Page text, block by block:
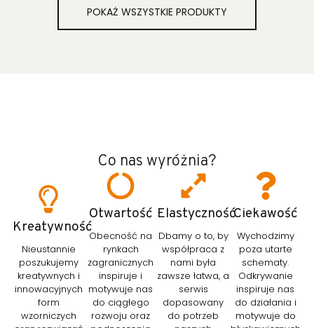
POKAŻ WSZYSTKIE PRODUKTY
Co nas wyróżnia?
Kreatywność
Nieustannie
poszukujemy
kreatywnych i
innowacyjnych
form
wzorniczych
Otwartość
Obecność na
rynkach
zagranicznych
inspiruje i
motywuje nas
do ciągłego
rozwoju oraz
Elastyczność
Dbamy o to, by
współpraca z
nami była
zawsze łatwa, a
serwis
dopasowany
do potrzeb
Ciekawość
Wychodzimy
poza utarte
schematy.
Odkrywanie
inspiruje nas
do działania i
motywuje do